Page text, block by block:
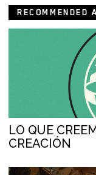
RECOMMENDED
LO QUE
CREACIÓN